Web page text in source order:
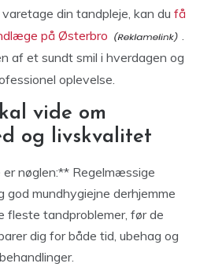
din tandpleje, kan du få
på Østerbro
.
af et sundt smil i hverdagen og
oplevelse.
vide om
og livskvalitet
nøglen:** Regelmæssige
mundhygiejne derhjemme
fleste tandproblemer, før de
dig for både tid, ubehag og